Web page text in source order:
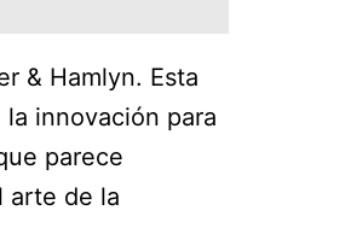
& Hamlyn. Esta
innovación para
parece
arte de la